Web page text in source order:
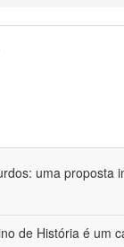
uma proposta
de História é um